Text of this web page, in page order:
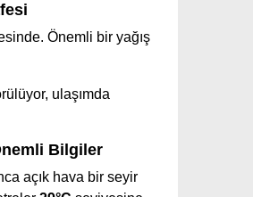
Önemli bir yağış
ulaşımda
Bilgiler
açık hava bir seyir